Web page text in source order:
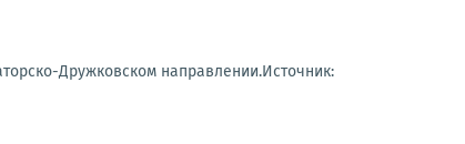
Дружковском направлении.Источник: